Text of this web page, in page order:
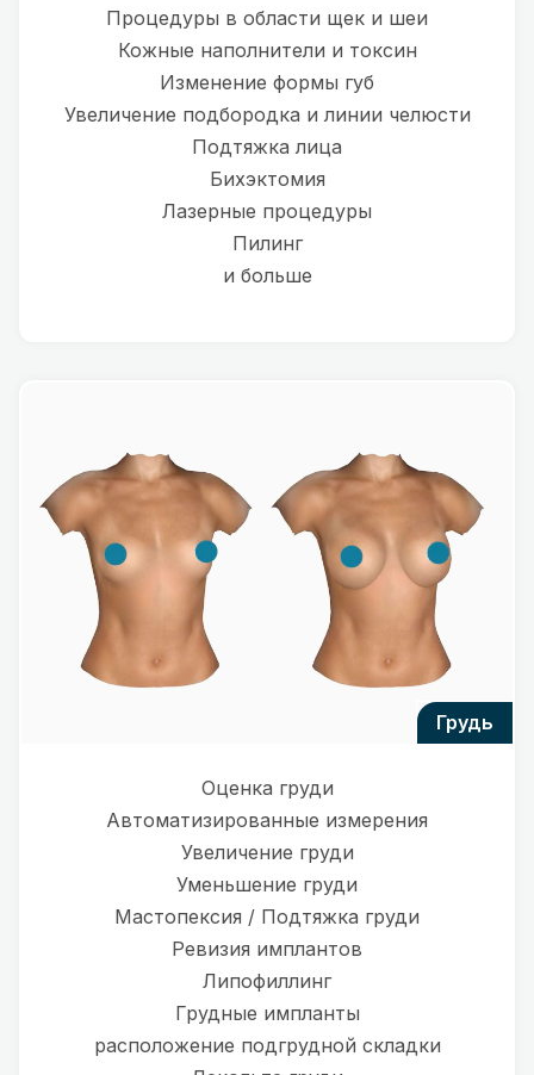
Процедуры в области щек и шеи
Кожные наполнители и токсин
Изменение формы губ
Увеличение подбородка и линии челюсти
Подтяжка лица
Бихэктомия
Лазерные процедуры
Пилинг
и больше
грудь
Оценка груди
Автоматизированные измерения
Увеличение груди
Уменьшение груди
Мастопексия / Подтяжка груди
Ревизия имплантов
Липофиллинг
Грудные импланты
расположение подгрудной складки